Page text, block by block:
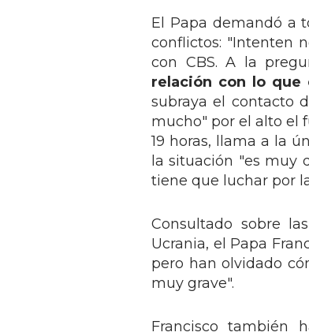
El Papa demandó a
conflictos: "Intenten
con CBS. A la
relación con lo que
subraya el contacto
mucho" por el alto el
19 horas, llama a la
la situación "es muy
tiene que luchar por
Consultado sobre
Ucrania, el Papa
pero han olvidado
muy grave".
Francisco también